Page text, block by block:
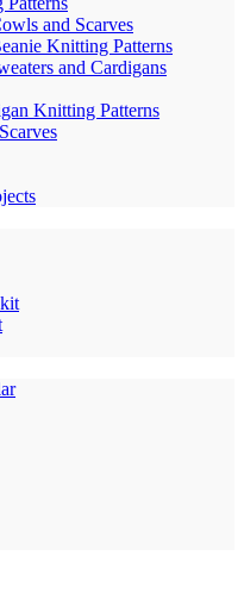
and Scarves
Knitting Patterns
and Cardigans
Knitting Patterns